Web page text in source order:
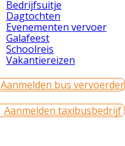
Bedrijfsuitje
Dagtochten
Evenementen vervoer
Galafeest
Schoolreis
Vakantiereizen
Aanmelden bus vervoerder
Aanmelden taxibusbedrijf